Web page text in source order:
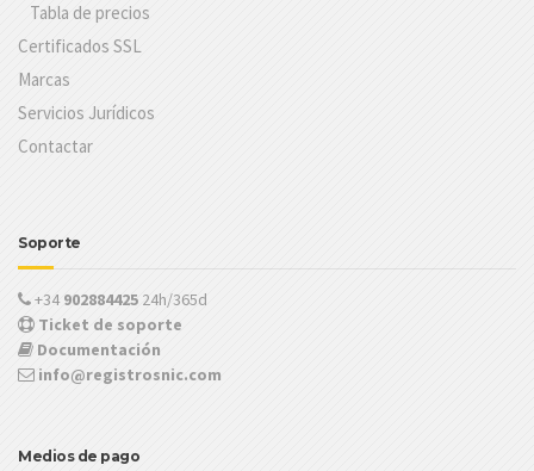
Tabla de precios
Certificados SSL
Marcas
Servicios Jurídicos
Contactar
Soporte
+34 902884425 24h/365d
Ticket de soporte
Documentación
info@registrosnic.com
Medios de pago